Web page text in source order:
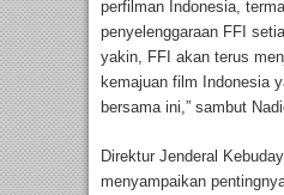
perfilman Indonesia,
penyelenggaraan FFI
yakin, FFI akan terus
kemajuan film Indonesia
bersama ini,” sambut
Direktur Jenderal
menyampaikan